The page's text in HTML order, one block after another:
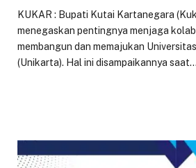
KUKAR : Bupati Kutai Kartanegara
menegaskan pentingnya menjaga
membangun dan memajukan
(Unikarta). Hal ini disampaikannya saat…